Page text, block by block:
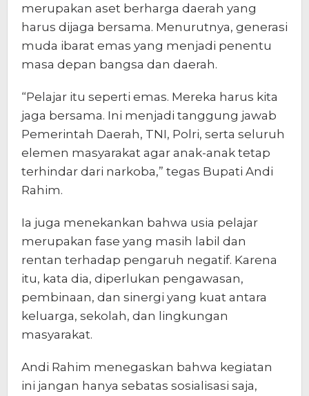
merupakan aset berharga daerah yang
harus dijaga bersama. Menurutnya, generasi
muda ibarat emas yang menjadi penentu
masa depan bangsa dan daerah.
“Pelajar itu seperti emas. Mereka harus kita
jaga bersama. Ini menjadi tanggung jawab
Pemerintah Daerah, TNI, Polri, serta seluruh
elemen masyarakat agar anak-anak tetap
terhindar dari narkoba,” tegas Bupati Andi
Rahim.
Ia juga menekankan bahwa usia pelajar
merupakan fase yang masih labil dan
rentan terhadap pengaruh negatif. Karena
itu, kata dia, diperlukan pengawasan,
pembinaan, dan sinergi yang kuat antara
keluarga, sekolah, dan lingkungan
masyarakat.
Andi Rahim menegaskan bahwa kegiatan
ini jangan hanya sebatas sosialisasi saja,